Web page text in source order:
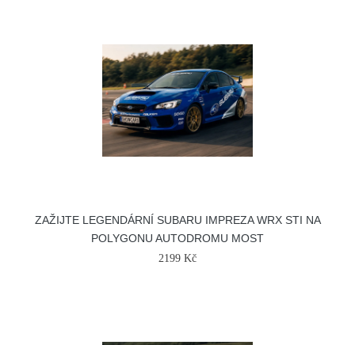
ZAŽIJTE LEGENDÁRNÍ SUBARU IMPREZA WRX STI NA
POLYGONU AUTODROMU MOST
2199 Kč